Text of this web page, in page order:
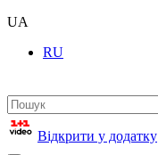
UA
RU
Відкрити у додатку